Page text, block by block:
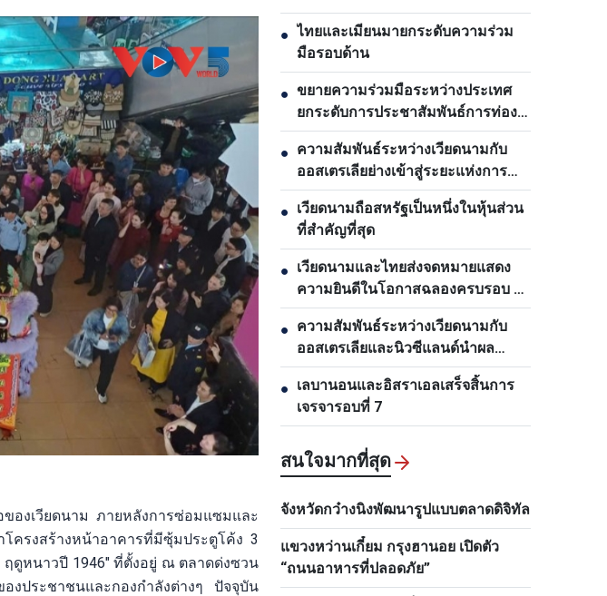
องเวียดนาม ภายหลังการซ่อมแซมและ
ครงสร้างหน้าอาคารที่มีซุ้มประตูโค้ง 3
ดูหนาวปี 1946" ที่ตั้งอยู่ ณ ตลาดด่งซวน
องประชาชนและกองกำลังต่างๆ ปัจจุบัน
● ไทยและเมียนมายกระดับความร่วม
มือรอบด้าน
● ขยายความร่วมมือระหว่างประเทศ
ยกระดับการประชาสัมพันธ์การท่อง
เที่ยวเวียดนาม
● ความสัมพันธ์ระหว่างเวียดนามกับ
ออสเตรเลียย่างเข้าสู่ระยะแห่งการ
พัฒนาใหม่
● เวียดนามถือสหรัฐเป็นหนึ่งในหุ้นส่วน
ที่สำคัญที่สุด
● เวียดนามและไทยส่งจดหมายแสดง
ความยินดีในโอกาสฉลองครบรอบ 50
ปีการสถาปนาความสัมพันธ์ทางการ
ทูต
● ความสัมพันธ์ระหว่างเวียดนามกับ
ออสเตรเลียและนิวซีแลนด์นำผล
ประโยชน์มาสู่ทุกฝ่าย
● เลบานอนและอิสราเอลเสร็จสิ้นการ
เจรจารอบที่ 7
สนใจมากที่สุด
จังหวัดกว๋างนิงพัฒนารูปแบบตลาดดิจิทัล
แขวงหว่านเกี๋ยม กรุงฮานอย เปิดตัว
“ถนนอาหารที่ปลอดภัย”